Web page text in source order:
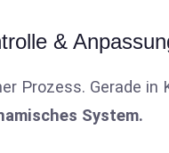
&
Prozess. Gerade in
System.